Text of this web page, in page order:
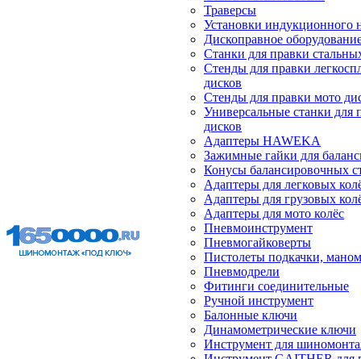
Траверсы
Установки индукционного
Дископравное
Станки для правки
Стенды для правки
дисков
Стенды для правки мото
Универсальные станки для
дисков
Адаптеры HAWEKA
Зажимные гайки для
Конусы балансировочных
Адаптеры для легковых
Адаптеры для грузовых
Адаптеры для мото колёс
Пневмоинструмент
Пневмогайковерты
Пистолеты подкачки,
Пневмодрели
Фитинги соединительные
Ручной инструмент
Балонные ключи
Динамометрические ключи
Инструмент для